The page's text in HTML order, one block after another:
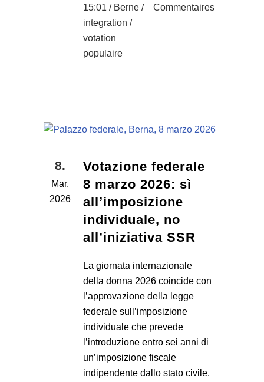
15:01 / Berne /
integration /
votation
populaire
Commentaires
8.
Mar.
2026
Votazione federale
8 marzo 2026: sì
all’imposizione
individuale, no
all’iniziativa SSR
La giornata internazionale
della donna 2026 coincide con
l’approvazione della legge
federale sull’imposizione
individuale che prevede
l’introduzione entro sei anni di
un’imposizione fiscale
indipendente dallo stato civile.